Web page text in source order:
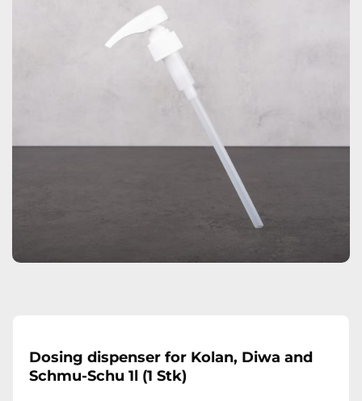
Dosing dispenser for Kolan, Diwa and
Schmu-Schu 1l (1 Stk)